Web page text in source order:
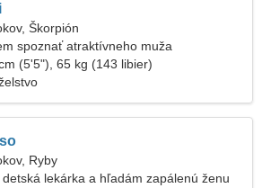
Škorpión
spoznať atraktívneho muža
(5'5"), 65 kg (143 libier)
Ryby
detská lekárka a hľadám zapálenú ženu